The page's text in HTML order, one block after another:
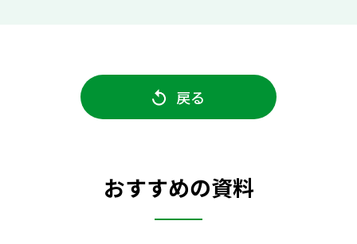
戻る
おすすめの資料